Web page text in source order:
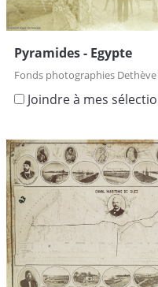
Pyramides - Egypte
Fonds photographies Dethève
Joindre à mes